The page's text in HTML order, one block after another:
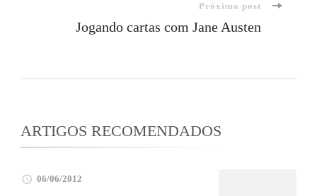
post
Próximo post
Jogando cartas com Jane Austen
ARTIGOS RECOMENDADOS
06/06/2012